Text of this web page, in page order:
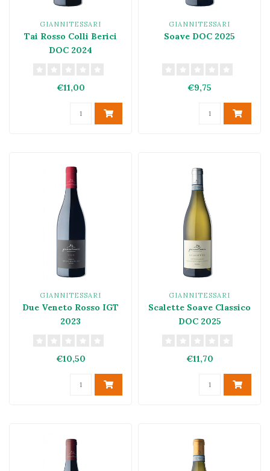
GIANNITESSARI
Tai Rosso Colli Berici
DOC 2024
€11,00
GIANNITESSARI
Soave DOC 2025
€9,75
GIANNITESSARI
Due Veneto Rosso IGT
2023
€10,50
GIANNITESSARI
Scalette Soave Classico
DOC 2025
€11,70